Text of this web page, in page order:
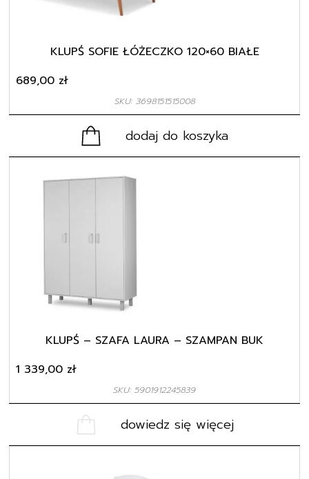
KLUPŚ SOFIE ŁÓŻECZKO 120×60 BIAŁE
SKU: 3698151515008
689,00 zł
dodaj do koszyka
KLUPŚ – SZAFA LAURA – SZAMPAN BUK
SKU: 5901912245839
1 339,00 zł
dowiedz się więcej